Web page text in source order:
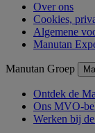
Over ons
Cookies,
Algemene
Manutan
Manutan Groep
Ontdek de
Ons MVO-
Werken bij